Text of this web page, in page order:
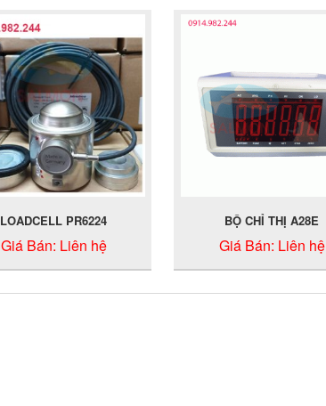
LOADCELL PR6224
Giá Bán: Liên hệ
BỘ CHỈ THỊ A28E
Giá Bán: Liên hệ